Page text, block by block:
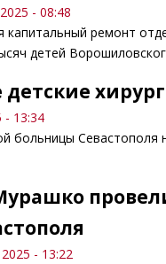
- 08:48
капитальный ремонт
детей
детские
- 13:34
больницы
- 13:22